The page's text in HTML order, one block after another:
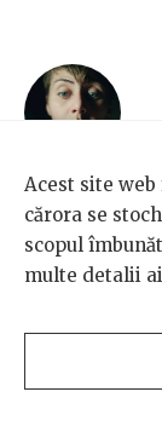
Acest site
cărora se
scopul
multe detalii